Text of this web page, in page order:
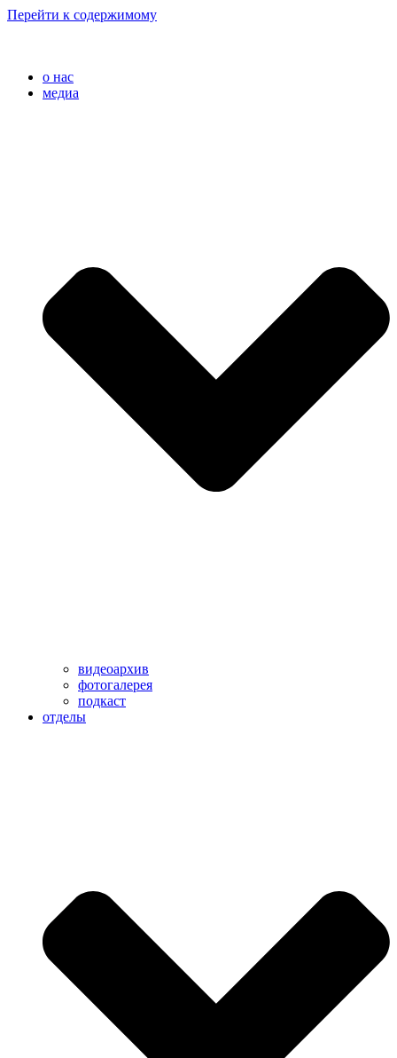
Перейти к содержимому
o нас
медиа
видеоархив
фотогалерея
подкаст
отделы